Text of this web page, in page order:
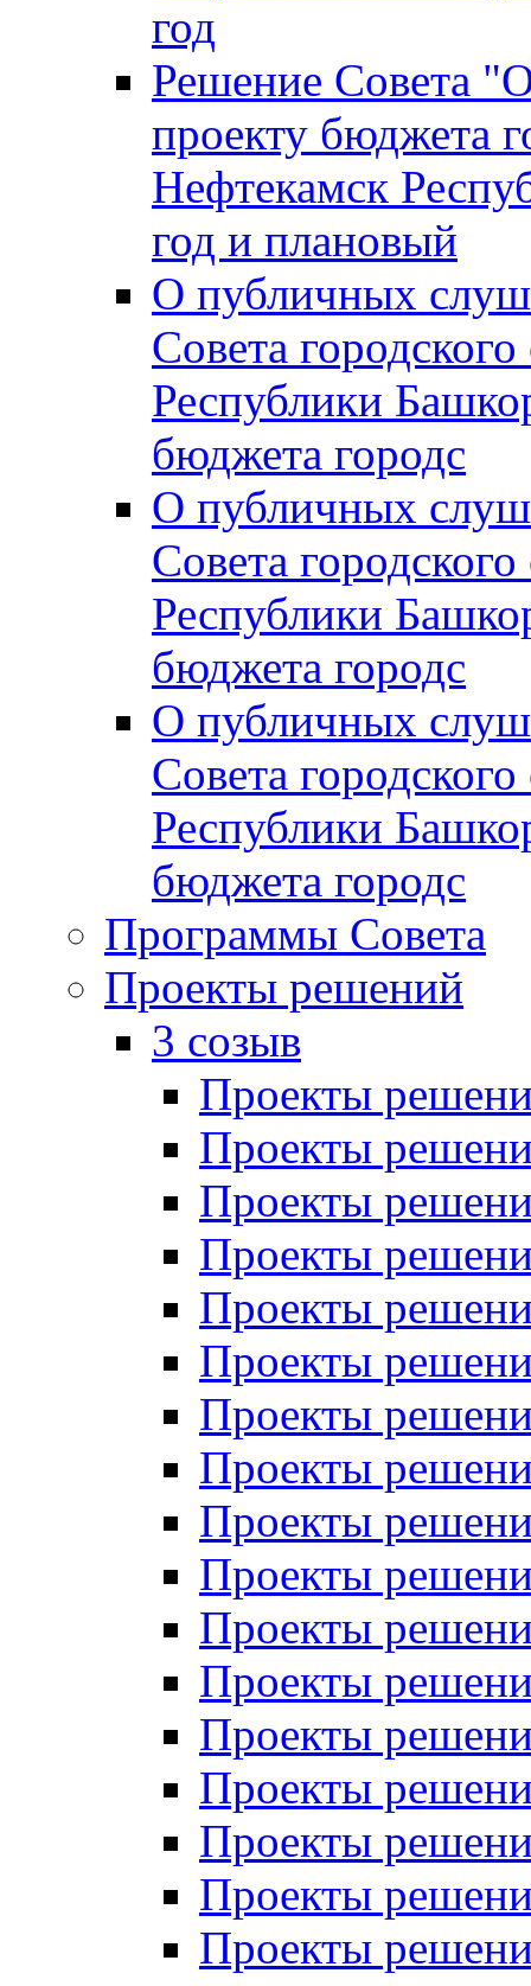
год
Решение Совета
проекту бюджета
Нефтекамск
год и плановый
О публичных
Совета
Республики
бюджета городс
О публичных
Совета
Республики
бюджета городс
О публичных
Совета
Республики
бюджета городс
Программы Совета
Проекты решений
3 созыв
Проекты
Проекты
Проекты
Проекты
Проекты
Проекты
Проекты
Проекты
Проекты
Проекты
Проекты
Проекты
Проекты
Проекты
Проекты
Проекты
Проекты